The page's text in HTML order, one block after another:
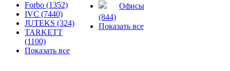
Forbo (1352)
IVC (7440)
JUTEKS (324)
TARKETT
(1100)
Показать все
Офисы
(844)
Показать все